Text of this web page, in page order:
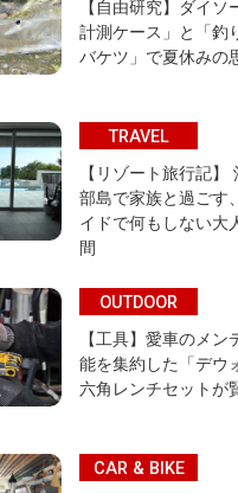
【自由研究】ダイソ
計測ケース」と「釣
バケツ」で夏休みの
TRAVEL
【リゾート旅行記】
部島で家族と過ごす
イドで何もしない大
間
OUTDOOR
【工具】愛車のメン
能を集約した「デウ
六角レンチセットが
CAR & BIKE